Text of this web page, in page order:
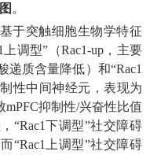
。
于突触细胞生物学特征
调型”（Rac1-up，主要
递质含量降低）和“Rac1
性中间神经元，表现为
抑制性/兴奋性比值
“Rac1下调型”社交障碍
“Rac1上调型”社交障碍